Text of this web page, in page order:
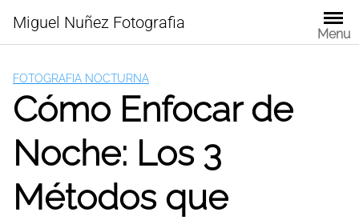
content
Miguel Nuñez Fotografia
Menu
FOTOGRAFIA NOCTURNA
Cómo Enfocar de
Noche: Los 3
Métodos que